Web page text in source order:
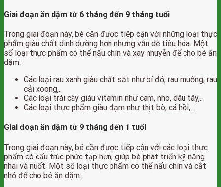
Giai đoạn ăn dặm từ 6 tháng đến 9 tháng tuổi
Trong giai đoạn này, bé cần được tiếp cận với những loại thực
phẩm giàu chất dinh dưỡng hơn nhưng vẫn dễ tiêu hóa. Một
số loại thực phẩm có thể nấu chín và xay nhuyễn để cho bé ăn
dặm:
Các loại rau xanh giàu chất sắt như bí đỏ, rau muống, rau
cải xoong,..
Các loại trái cây giàu vitamin như cam, nho, dâu tây,..
Các loại thực phẩm giàu đạm như thịt bò, cá hồi,…
Giai đoạn ăn dặm từ 9 tháng đến 1 tuổi
Trong giai đoạn này, bé cần được tiếp cận với các loại thực
phẩm có cấu trúc phức tạp hơn, giúp bé phát triển kỹ năng
nhai và nuốt. Một số loại thực phẩm có thể nấu chín và cắt
nhỏ để cho bé ăn dặm: